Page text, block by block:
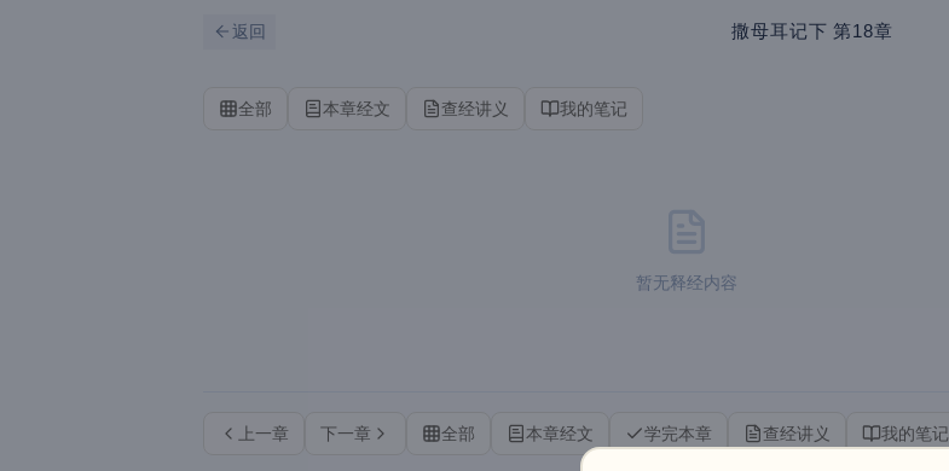
返回 撒母耳记下 第18章
全部 本章经文 查经讲义 我的笔记
暂无释经内容
上一章 下一章 全部 本章经文 学完本章 查经讲义 我的笔记